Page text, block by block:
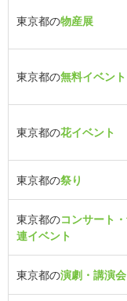
東京都の物産展
東京都の無料イベント
東京都の花イベント
東京都の祭り
東京都のコンサート
連イベント
東京都の演劇・講演会